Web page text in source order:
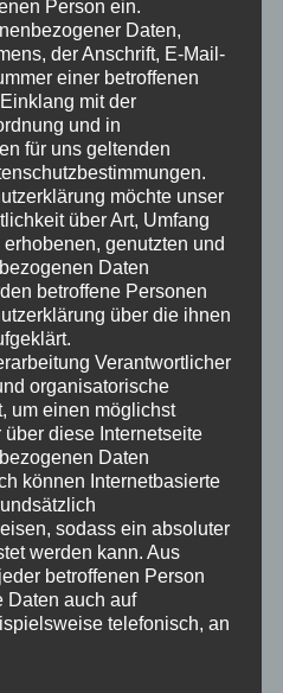
Ideen, „junges Leben in alte
voranzutreiben und bestehende
bestenfalls wieder
politisch unterstützt und
aller Beteiligten – da sollte
lassen!
Daun
Person ein.
Daten,
der Anschrift, E-Mail-
einer betroffenen
mit der
und in
für uns geltenden
möchte unser
über Art, Umfang
genutzten und
Daten
betroffene Personen
über die ihnen
Verantwortlicher
organisatorische
um einen möglichst
über diese Internetseite
Daten
können Internetbasierte
sodass ein absoluter
werden kann. Aus
betroffenen Person
Daten auch auf
telefonisch, an